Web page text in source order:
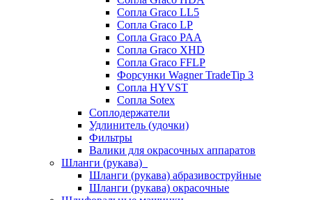
Сопла Graco LL5
Сопла Graco LP
Сопла Graco PAA
Сопла Graco XHD
Сопла Graco FFLP
Форсунки Wagner TradeTip 3
Сопла HYVST
Сопла Sotex
Соплодержатели
Удлинитель (удочки)
Фильтры
Валики для окрасочных аппаратов
Шланги (рукава)
Шланги (рукава) абразивоструйные
Шланги (рукава) окрасочные